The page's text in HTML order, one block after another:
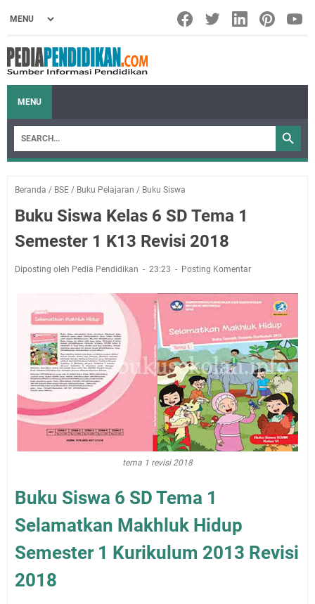
MENU
Beranda / BSE / Buku Pelajaran / Buku Siswa
Buku Siswa Kelas 6 SD Tema 1
Semester 1 K13 Revisi 2018
Diposting oleh Pedia Pendidikan 23:23 Posting Komentar
tema 1 revisi 2018
Buku Siswa 6 SD Tema 1
Selamatkan Makhluk Hidup
Semester 1 Kurikulum 2013 Revisi
2018